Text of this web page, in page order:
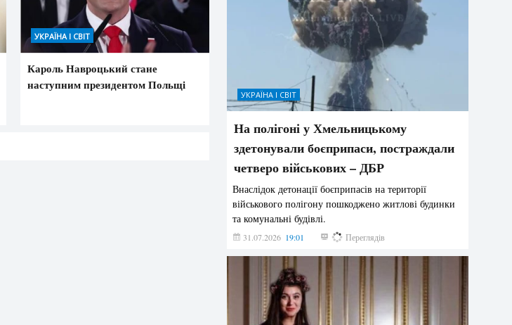
УКРАЇНА І СВІТ
Кароль Навроцький стане
наступним президентом Польщі
УКРАЇНА І СВІТ
На полігоні у Хмельницькому
здетонували боєприпаси, постраждали
четверо військових – ДБР
Внаслідок детонації боєприпасів на території
військового полігону пошкоджено житлові будинки
та комунальні будівлі.
31.07.2026 19:01 180 Переглядів